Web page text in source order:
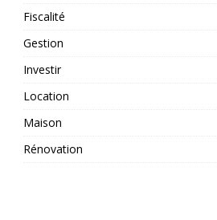
Fiscalité
Gestion
Investir
Location
Maison
Rénovation